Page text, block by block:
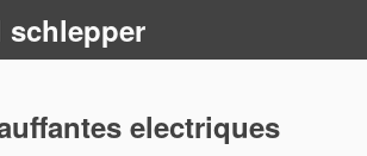
schlepper
electriques